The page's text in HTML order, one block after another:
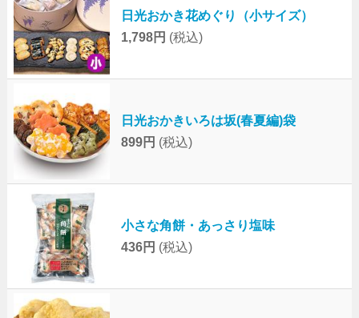
日光おかき花めぐり（小サイズ）
1,798円 (税込)
日光おかきいろは坂(春夏編)袋
899円 (税込)
小さな角餅・あっさり塩味
436円 (税込)